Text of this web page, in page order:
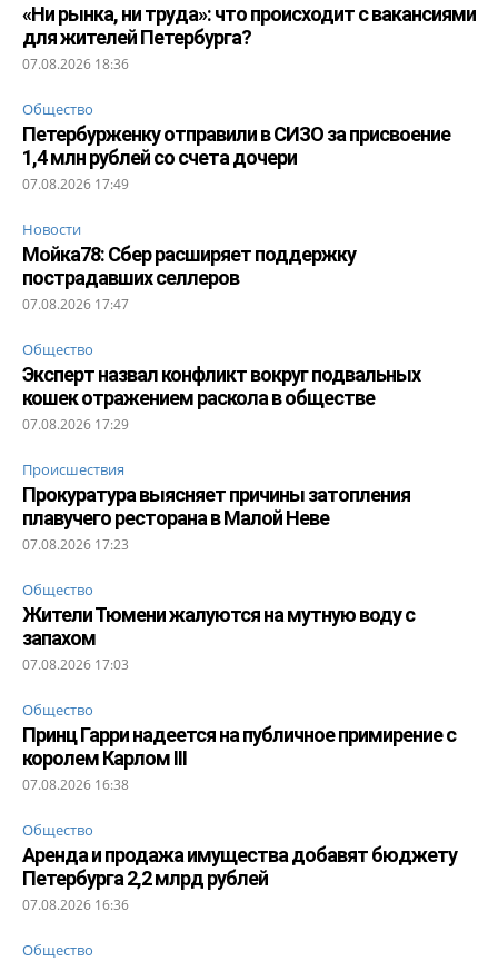
«Ни рынка, ни труда»: что происходит с вакансиями
для жителей Петербурга?
07.08.2026 18:36
Общество
Петербурженку отправили в СИЗО за присвоение
1,4 млн рублей со счета дочери
07.08.2026 17:49
Новости
Мойка78: Сбер расширяет поддержку
пострадавших селлеров
07.08.2026 17:47
Общество
Эксперт назвал конфликт вокруг подвальных
кошек отражением раскола в обществе
07.08.2026 17:29
Происшествия
Прокуратура выясняет причины затопления
плавучего ресторана в Малой Неве
07.08.2026 17:23
Общество
Жители Тюмени жалуются на мутную воду с
запахом
07.08.2026 17:03
Общество
Принц Гарри надеется на публичное примирение с
королем Карлом III
07.08.2026 16:38
Общество
Аренда и продажа имущества добавят бюджету
Петербурга 2,2 млрд рублей
07.08.2026 16:36
Общество